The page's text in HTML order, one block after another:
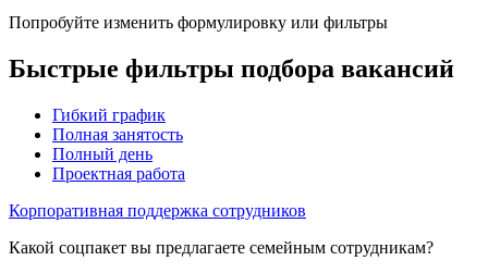
Попробуйте изменить формулировку или фильтры
Быстрые фильтры подбора вакансий
Гибкий график
Полная занятость
Полный день
Проектная работа
Корпоративная поддержка сотрудников
Какой соцпакет вы предлагаете семейным сотрудникам?